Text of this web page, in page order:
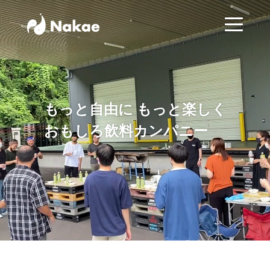
もっと自由に もっと楽しく
おもしろ飲料カンパニー